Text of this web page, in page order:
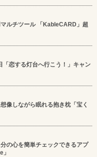
ルチツール 「KableCARD」超
「恋する灯台へ行こう！」キャン
像しながら眠れる抱き枕「宝く
の心を簡単チェックできるアプ